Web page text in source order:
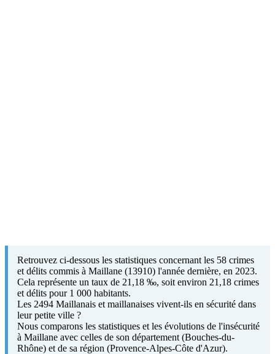
Retrouvez ci-dessous les statistiques concernant les 58 crimes
et délits commis à Maillane (13910) l'année dernière, en 2023.
Cela représente un taux de 21,18 ‰, soit environ 21,18 crimes
et délits pour 1 000 habitants.
Les 2494 Maillanais et maillanaises vivent-ils en sécurité dans
leur petite ville ?
Nous comparons les statistiques et les évolutions de l'insécurité
à Maillane avec celles de son département (Bouches-du-
Rhône) et de sa région (Provence-Alpes-Côte d'Azur).